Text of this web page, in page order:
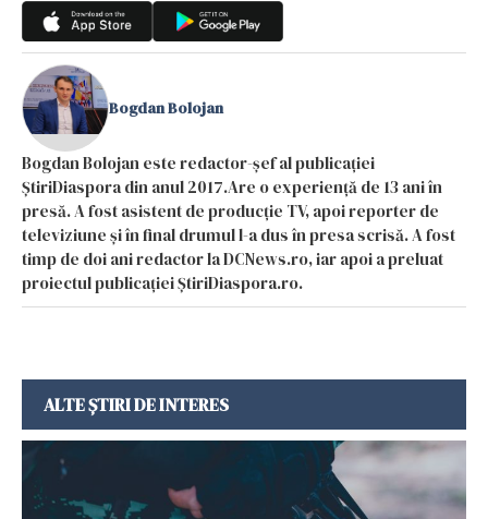
Bogdan Bolojan
Bogdan Bolojan este redactor-șef al publicației
ȘtiriDiaspora din anul 2017.Are o experiență de 13 ani în
presă. A fost asistent de producție TV, apoi reporter de
televiziune și în final drumul l-a dus în presa scrisă. A fost
timp de doi ani redactor la DCNews.ro, iar apoi a preluat
proiectul publicației ȘtiriDiaspora.ro.
ALTE ȘTIRI DE INTERES